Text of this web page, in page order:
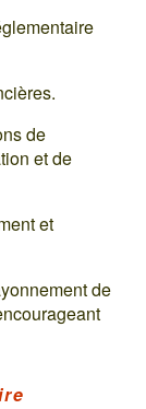
de
et de
et
de